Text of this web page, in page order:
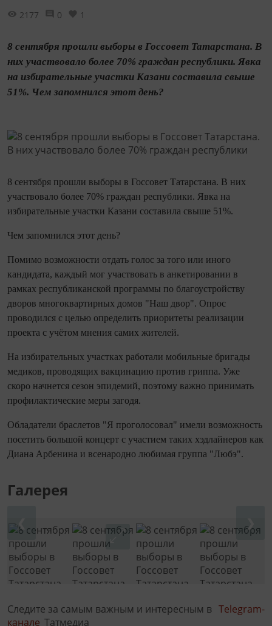
2177 0 1
8 сентября прошли выборы в Госсовет Татарстана. В
них участвовало более 70% граждан республики. Явка
на избирательные участки Казани составила свыше
51%. Чем запомнился этот день?
8 сентября прошли выборы в Госсовет Татарстана. В них
участвовало более 70% граждан республики. Явка на
избирательные участки Казани составила свыше 51%.
Чем запомнился этот день?
Помимо возможности отдать голос за того или иного
кандидата, каждый мог участвовать в анкетировании в
рамках республиканской программы по благоустройству
дворов многоквартирных домов "Наш двор". Опрос
проводился с целью определить приоритеты реализации
проекта с учётом мнения самих жителей.
На избирательных участках работали мобильные бригады
медиков, проводящих вакцинацию против гриппа. Уже
скоро начнется сезон эпидемий, поэтому важно принимать
профилактические меры загодя.
Обладатели браслетов "Я проголосовал" имели возможность
посетить большой концерт с участием таких хэдлайнеров как
Диана Арбенина и всенародно любимая группа "Любэ".
Галерея
❮ ❯
Следите за самым важным и интересным в Telegram-
канале Татмедиа